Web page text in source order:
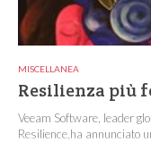
MISCELLANEA
Resilienza più
Veeam Software, leader
Resilience,ha annunciato